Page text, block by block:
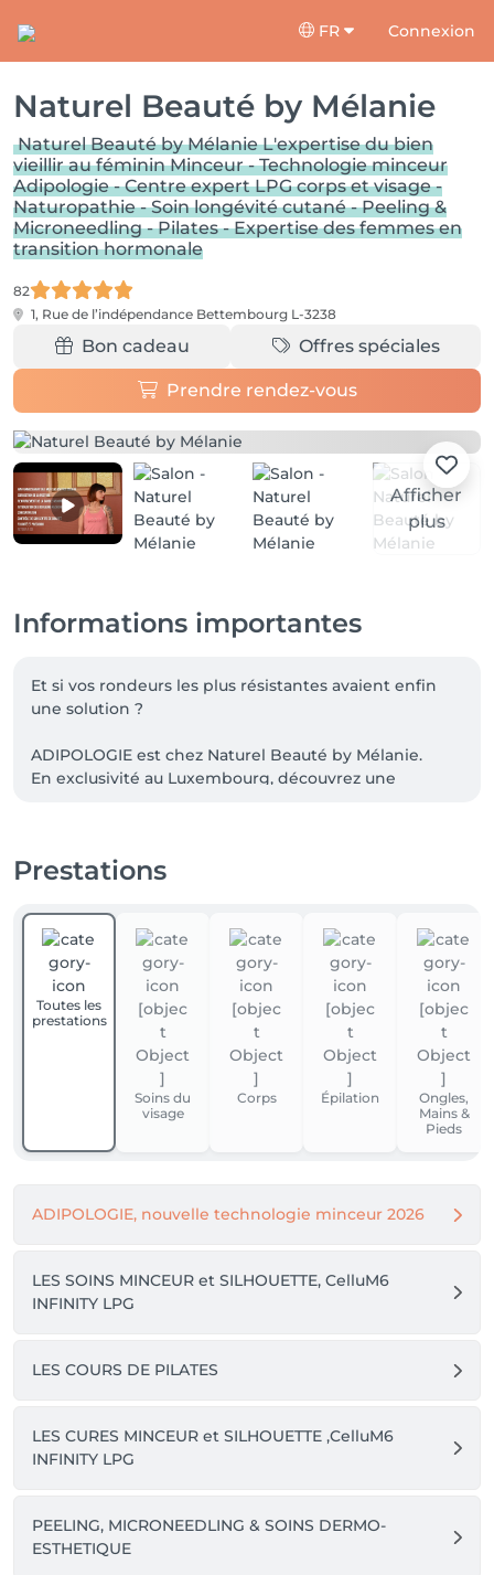
FR Connexion
Naturel Beauté by Mélanie
Naturel Beauté by Mélanie L'expertise du bien
vieillir au féminin Minceur - Technologie minceur
Adipologie - Centre expert LPG corps et visage -
Naturopathie - Soin longévité cutané - Peeling &
Microneedling - Pilates - Expertise des femmes en
transition hormonale
82
1, Rue de l’indépendance Bettembourg L-3238
Bon cadeau Offres spéciales
Prendre rendez-vous
Afficher
plus
Informations importantes
Et si vos rondeurs les plus résistantes avaient enfin
une solution ?
ADIPOLOGIE est chez Naturel Beauté by Mélanie.
En exclusivité au Luxembourg, découvrez une
Grâce à des ultrasons basse fréquence, ADIPOLOGIE
réduction des amas graisseux, la réeducation des
zones enflammées tout en améliorant la qualité et la
fermeté de la peau.
Chaque protocole débute par un bilan personnalisé
obligatoire, afin d'analyser vos besoins et de créer un
accompagnement sur mesure.
En moyenne, 6 séances espacées de 15 jours sont
recommandées pour traiter une zone.
des solutions personnalisées, efficaces et
Expertise silhouette • Bien-être • Beauté
Prestations
Toutes les
prestations
Soins du
visage
Corps Épilation
Ongles,
Mains &
Pieds
ADIPOLOGIE, nouvelle technologie minceur 2026
LES SOINS MINCEUR et SILHOUETTE, CelluM6
INFINITY LPG
LES COURS DE PILATES
LES CURES MINCEUR et SILHOUETTE ,CelluM6
INFINITY LPG
PEELING, MICRONEEDLING & SOINS DERMO-
ESTHETIQUE